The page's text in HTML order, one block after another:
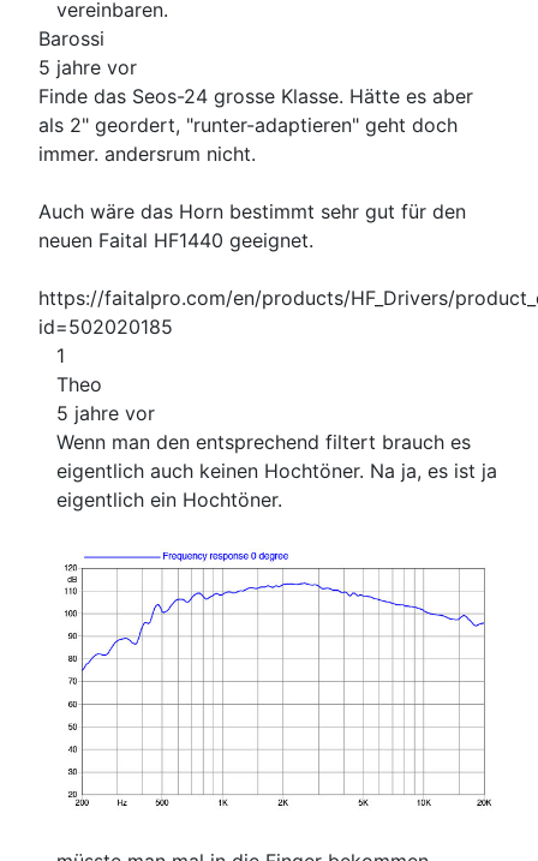
vereinbaren.
Barossi
5 jahre vor
Finde das Seos-24 grosse Klasse. Hätte es aber
als 2" geordert, "runter-adaptieren" geht doch
immer. andersrum nicht.
Auch wäre das Horn bestimmt sehr gut für den
neuen Faital HF1440 geeignet.
https://faitalpro.com/en/products/HF_Drivers/
id=502020185
1
Theo
5 jahre vor
Wenn man den entsprechend filtert brauch es
eigentlich auch keinen Hochtöner. Na ja, es ist ja
eigentlich ein Hochtöner.